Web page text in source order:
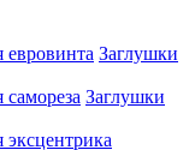
Заглушки
Заглушки